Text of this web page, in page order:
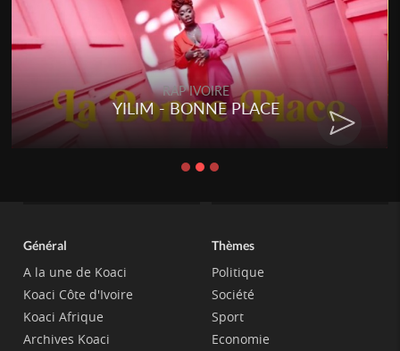
RAP IVOIRE
YILIM - BONNE PLACE
Général
A la une de Koaci
Koaci Côte d'Ivoire
Koaci Afrique
Archives Koaci
Thèmes
Politique
Société
Sport
Economie